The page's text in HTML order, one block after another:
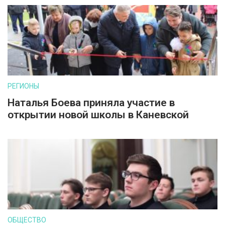
РЕГИОНЫ
Наталья Боева приняла участие в
открытии новой школы в Каневской
ОБЩЕСТВО